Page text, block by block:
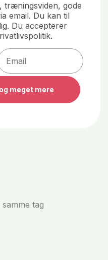
træningsviden, gode
email. Du kan til
Du accepterer
meget mere
tag